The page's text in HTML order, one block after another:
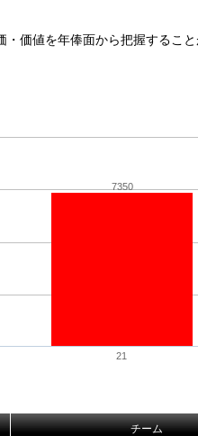
価値を年俸面から把握すること
7350
21
チーム